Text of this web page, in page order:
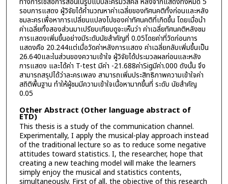
รอบการแสดง ผู้วิจัยได้คำนวณหาค่าเฉลี่ยของทัศนคติทั้งก่อนและหลัง
ชมละครเพื่อหาการเปลี่ยนแปลงไปของค่าทัศนคติที่เกิดขึ้น โดยเมื่อนำ
ค่าเฉลี่ยทั้งสองส่วนมาเปรียบเทียบดูจะเห็นว่า ค่าเฉลี่ยทัศนคติหลังชม
การแสดงเพิ่มขึ้นอย่างมีระดับนัยสำคัญที่ 0.05โดยค่าที่วัดก่อนการ
แสดงคือ 20.244แต่เมื่อวัดค่าหลังการแสดง ค่าเฉลี่ยกลับเพิ่มขึ้นเป็น
26.640และในส่วนของความเข้าใจ ผู้วิจัยได้ประมวลผลก่อนและหลัง
การแสดง และได้ค่า T-test มีค่า -21.688ค่าSigมีค่า.000 ดังนั้น จึง
สามารถสรุปได้ว่าละครเพลง สามารถเพิ่มประสิทธิภาพความเข้าใจค่า
สถิติพื้นฐาน ทำให้ผู้ชมมีความเข้าใจเนื้อหามากขึ้นที่ ระดับ นัยสำคัญ
0.05
Other Abstract (Other language abstract of
ETD)
This thesis is a study of the communication channel.
Experimentally, I apply the musical-play approach instead
of the traditional lecture so as to reduce some negative
attitudes toward statistics. I, the researcher, hope that
creating a new teaching model will make the learners
simply enjoy the musical and statistics contents,
simultaneously. First of all, the objective of this research